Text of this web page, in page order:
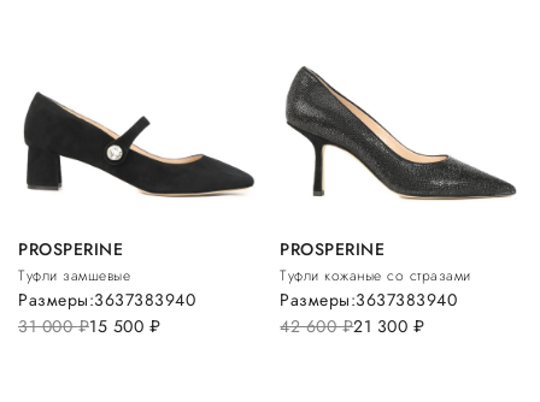
PROSPERINE
Туфли замшевые
31 000руб.15 500 руб.
Размеры:3637383940
PROSPERINE
Туфли кожаные со стразами
42 600руб.21 300 руб.
Размеры:3637383940